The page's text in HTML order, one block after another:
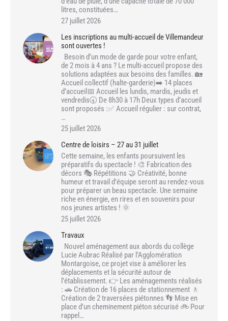
litres, constituées…
27 juillet 2026
Les inscriptions au multi-accueil de Villemandeur
sont ouvertes !
Besoin d’un mode de garde pour votre enfant,
de 2 mois à 4 ans ? Le multi-accueil propose des
solutions adaptées aux besoins des familles. 🏡
Accueil collectif (halte-garderie)➡️ 14 places
d’accueil📅 Accueil les lundis, mardis, jeudis et
vendredis🕣 De 8h30 à 17h Deux types d’accueil
sont proposés :✅ Accueil régulier : sur contrat,
…
25 juillet 2026
Centre de loisirs – 27 au 31 juillet
Cette semaine, les enfants poursuivent les
préparatifs du spectacle ! 🎨 Fabrication des
décors 🎭 Répétitions 🤝 Créativité, bonne
humeur et travail d’équipe seront au rendez-vous
pour préparer un beau spectacle. Une semaine
riche en énergie, en rires et en souvenirs pour
nos jeunes artistes ! 🌞
25 juillet 2026
Travaux
Nouvel aménagement aux abords du collège
Lucie Aubrac Réalisé par l’Agglomération
Montargoise, ce projet vise à améliorer les
déplacements et la sécurité autour de
l’établissement. 👉 Les aménagements réalisés
: 🚗 Création de 16 places de stationnement 🚶
Création de 2 traversées piétonnes 👣 Mise en
place d’un cheminement piéton sécurisé 🚲 Pour
rappel…